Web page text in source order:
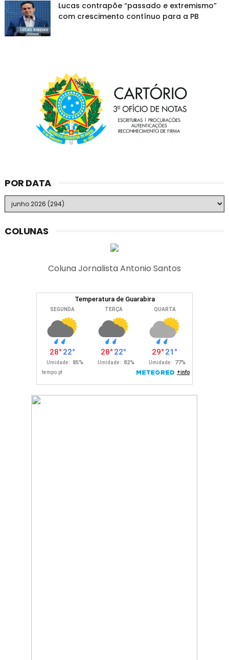
Lucas contrapõe “passado e extremismo”
com crescimento contínuo para a PB
POR DATA
COLUNAS
Coluna Jornalista Antonio Santos